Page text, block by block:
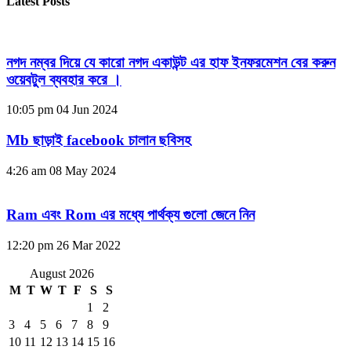
নগদ নম্বর দিয়ে যে কারো নগদ একাউন্ট এর হাফ ইনফরমেশন বের করুন
ওয়েবটুল ব্যবহার করে ।
10:05 pm 04 Jun 2024
Mb ছাড়াই facebook চালান ছবিসহ
4:26 am 08 May 2024
Ram এবং Rom এর মধ্যে পার্থক্য গুলো জেনে নিন
12:20 pm 26 Mar 2022
August 2026
M T W T F S
S
1
2
3
4 5 6 7 8
9
10 11 12 13 14 15 16